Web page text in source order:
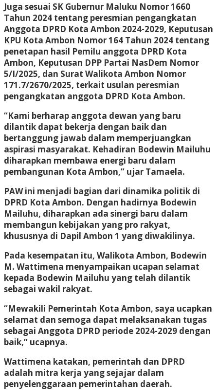
Juga sesuai SK Gubernur Maluku Nomor 1660
Tahun 2024 tentang peresmian pengangkatan
Anggota DPRD Kota Ambon 2024-2029, Keputusan
KPU Kota Ambon Nomor 164 Tahun 2024 tentang
penetapan hasil Pemilu anggota DPRD Kota
Ambon, Keputusan DPP Partai NasDem Nomor
5/I/2025, dan Surat Walikota Ambon Nomor
171.7/2670/2025, terkait usulan peresmian
pengangkatan anggota DPRD Kota Ambon.
“Kami berharap anggota dewan yang baru
dilantik dapat bekerja dengan baik dan
bertanggung jawab dalam memperjuangkan
aspirasi masyarakat. Kehadiran Bodewin Mailuhu
diharapkan membawa energi baru dalam
pembangunan Kota Ambon,” ujar Tamaela.
PAW ini menjadi bagian dari dinamika politik di
DPRD Kota Ambon. Dengan hadirnya Bodewin
Mailuhu, diharapkan ada sinergi baru dalam
membangun kebijakan yang pro rakyat,
khususnya di Dapil Ambon 1 yang diwakilinya.
Pada kesempatan itu, Walikota Ambon, Bodewin
M. Wattimena menyampaikan ucapan selamat
kepada Bodewin Mailuhu yang telah dilantik
sebagai wakil rakyat.
“Mewakili Pemerintah Kota Ambon, saya ucapkan
selamat dan semoga dapat melaksanakan tugas
sebagai Anggota DPRD periode 2024-2029 dengan
baik,” ucapnya.
Wattimena katakan, pemerintah dan DPRD
adalah mitra kerja yang sejajar dalam
penyelenggaraan pemerintahan daerah.